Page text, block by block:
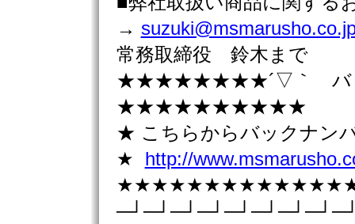
→
常務取締役 鈴木まで
★★★★★★★★´▽｀ バッ
★★★★★★★★★★
★ こちらからバックナン
★ http://